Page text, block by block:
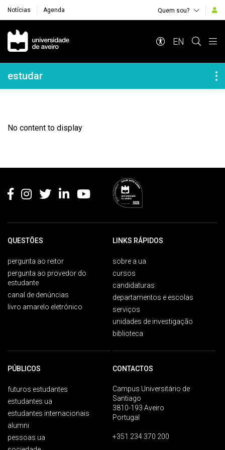
Notícias Agenda Quem sou?
Navegação Principal
EN
Navegação Lateral
estudar
No content to display
QUESTÕES
pergunta ao reitor
pergunta ao provedor do
estudante
canal de denúncias
livro amarelo eletrónico
LINKS RÁPIDOS
sobre a ua
cursos
candidaturas
departamentos e escolas
serviços
unidades de investigação
biblioteca
PÚBLICOS
futuros estudantes
estudantes ua
estudantes internacionais
alumni
pessoas ua
CONTACTOS
Campus Universitário de
Santiago
3810-193 Aveiro
Portugal
+351 234 370 200